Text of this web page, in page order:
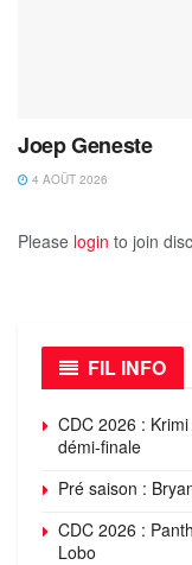
Joep Geneste
4 AOÛT 2026
Please login to join
FIL INFO
CDC 2026 :
démi-finale
Pré saison :
CDC 2026 :
Lobo